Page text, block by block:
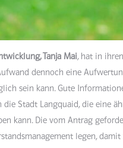
Tanja Mai, hat in
dennoch eine
sein kann. Gute
die Stadt Langquaid, die eine
kann. Die vom Antrag
legen,